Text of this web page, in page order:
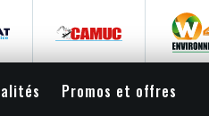
Promos et offres